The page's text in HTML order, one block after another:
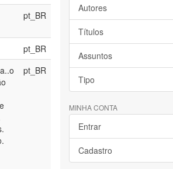
pt_BR
pt_BR
pt_BR
Autores
Títulos
Assuntos
Tipo
MINHA CONTA
Entrar
Cadastro